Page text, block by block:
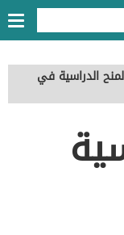
الدراسية في